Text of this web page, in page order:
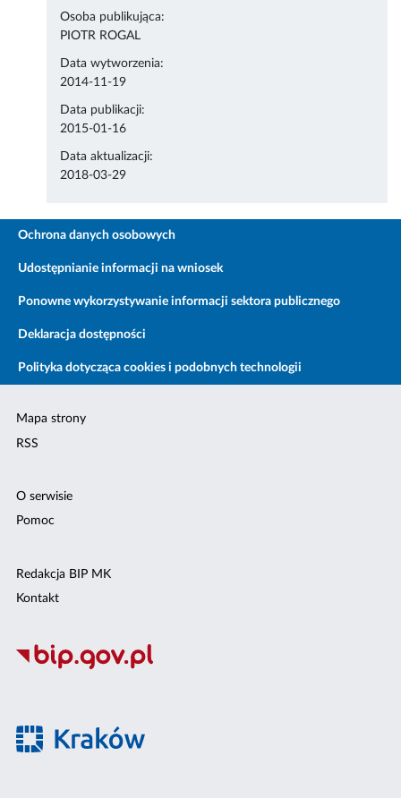
Osoba publikująca:
PIOTR ROGAL
Data wytworzenia:
2014-11-19
Data publikacji:
2015-01-16
Data aktualizacji:
2018-03-29
Ochrona danych osobowych
Udostępnianie informacji na wniosek
Ponowne wykorzystywanie informacji sektora publicznego
Deklaracja dostępności
Polityka dotycząca cookies i podobnych technologii
Mapa strony
RSS
O serwisie
Pomoc
Redakcja BIP MK
Kontakt